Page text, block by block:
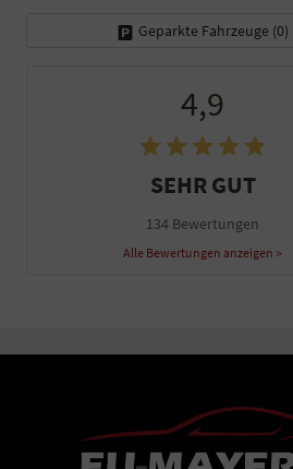
Geparkte Fahrzeuge (0)
4,9
SEHR GUT
134 Bewertungen
Alle Bewertungen anzeigen >